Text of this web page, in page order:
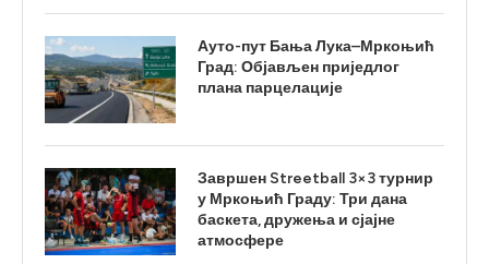
Ауто-пут Бања Лука–Мркоњић
Град: Објављен приједлог
плана парцелације
Завршен Streetball 3×3 турнир
у Мркоњић Граду: Три дана
баскета, дружења и сјајне
атмосфере